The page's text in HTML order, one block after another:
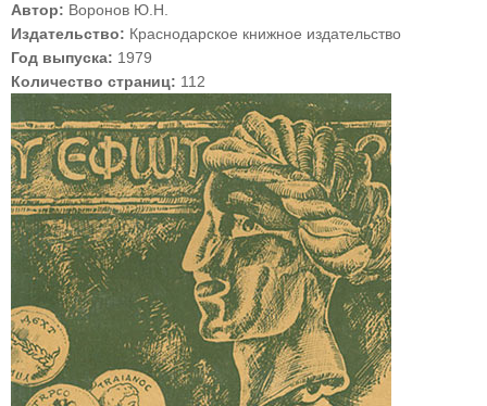
Автор: Воронов Ю.Н.
Издательство: Краснодарское книжное издательство
Год выпуска: 1979
Количество страниц: 112